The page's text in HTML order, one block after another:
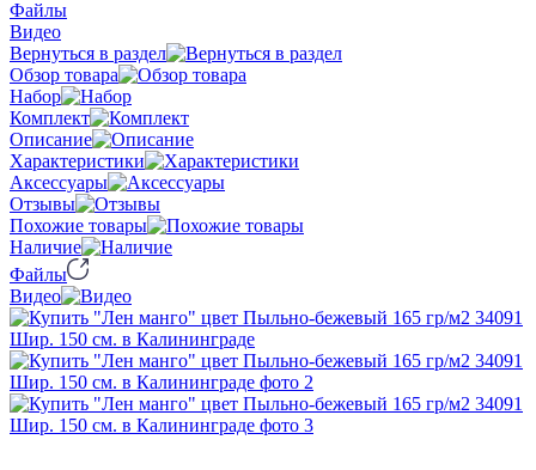
Файлы
Видео
Вернуться в раздел
Обзор товара
Набор
Комплект
Описание
Характеристики
Аксессуары
Отзывы
Похожие товары
Наличие
Файлы
Видео